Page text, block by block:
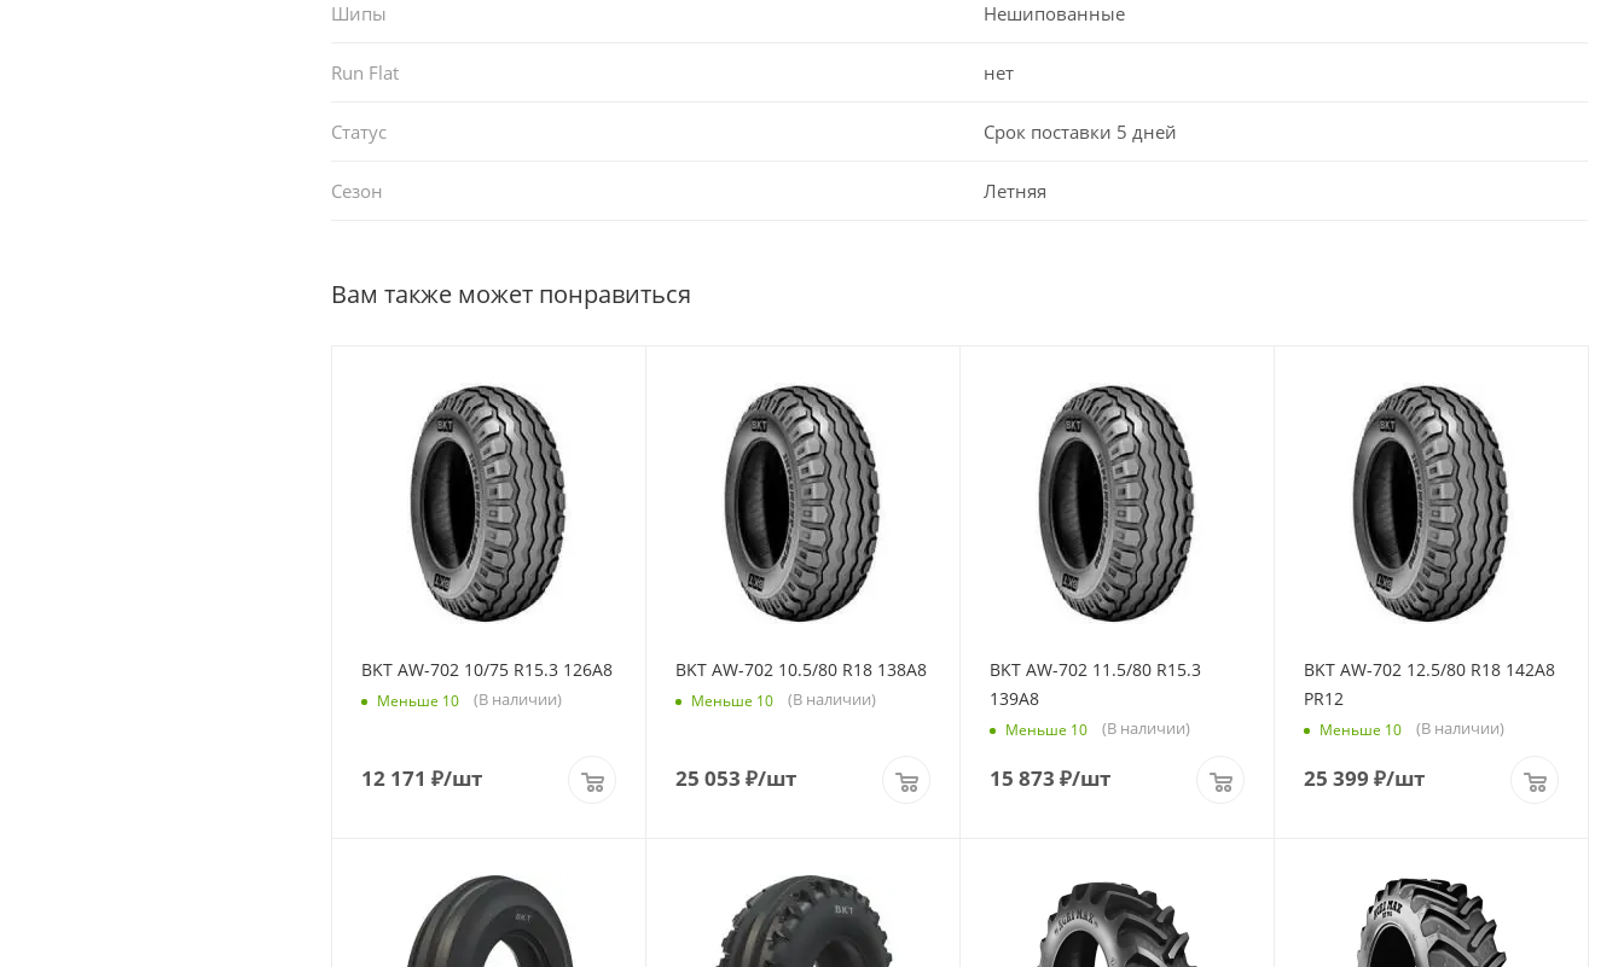
Шипы Нешипованные
Run Flat нет
Статус Срок поставки 5 дней
Сезон Летняя
Вам также может понравиться
BKT AW-702 10/75 R15.3 126A8
Меньше 10 (В наличии)
12 171 ₽/шт
BKT AW-702 10.5/80 R18 138A8
Меньше 10 (В наличии)
25 053 ₽/шт
BKT AW-702 11.5/80 R15.3
139A8
Меньше 10 (В наличии)
15 873 ₽/шт
BKT AW-702 12.5/80 R18 142A8
PR12
Меньше 10 (В наличии)
25 399 ₽/шт